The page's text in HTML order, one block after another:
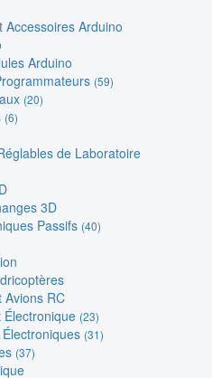
Accessoires Arduino
Arduino
(59)
(20)
(6)
de Laboratoire
3D
Passifs (40)
Avions RC
(23)
(31)
(37)